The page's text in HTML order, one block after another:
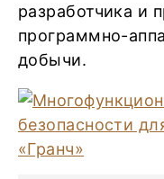
разработчика и
программно-
добычи.